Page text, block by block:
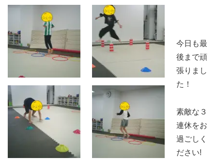
今日も最
後まで頑
張りまし
た！
素敵な３
連休をお
過ごしく
ださい!